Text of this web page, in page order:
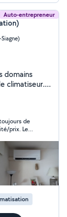
Auto-entrepreneur
domains
de
prix. Le